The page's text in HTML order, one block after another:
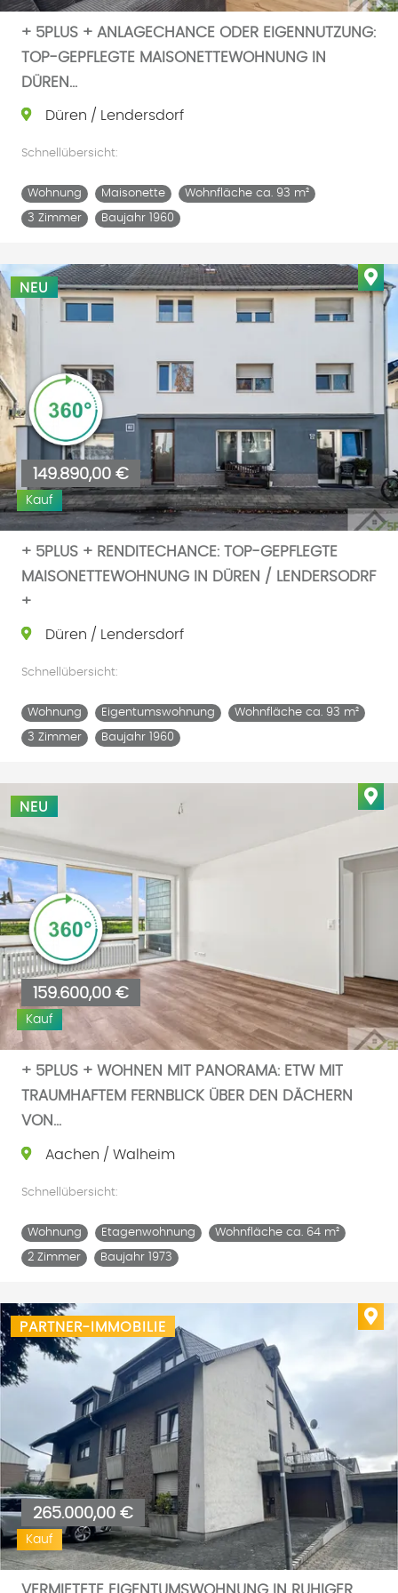
+ 5PLUS + ANLAGECHANCE ODER EIGENNUTZUNG:
TOP-GEPFLEGTE MAISONETTEWOHNUNG IN
DÜREN...
Düren / Lendersdorf
Schnellübersicht:
Wohnung Maisonette Wohnfläche ca. 93 m²
3 Zimmer Baujahr 1960
NEU
149.890,00 €
Kauf
+ 5PLUS + RENDITECHANCE: TOP-GEPFLEGTE
MAISONETTEWOHNUNG IN DÜREN / LENDERSODRF
+
Düren / Lendersdorf
Schnellübersicht:
Wohnung Eigentumswohnung Wohnfläche ca. 93 m²
3 Zimmer Baujahr 1960
NEU
159.600,00 €
Kauf
+ 5PLUS + WOHNEN MIT PANORAMA: ETW MIT
TRAUMHAFTEM FERNBLICK ÜBER DEN DÄCHERN
VON...
Aachen / Walheim
Schnellübersicht:
Wohnung Etagenwohnung Wohnfläche ca. 64 m²
2 Zimmer Baujahr 1973
PARTNER-IMMOBILIE
265.000,00 €
Kauf